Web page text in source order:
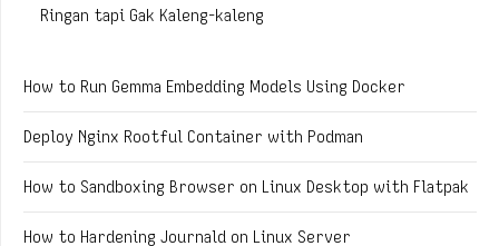
Ringan tapi Gak Kaleng-kaleng
How to Run Gemma Embedding Models Using Docker
Deploy Nginx Rootful Container with Podman
How to Sandboxing Browser on Linux Desktop with Flatpak
How to Hardening Journald on Linux Server